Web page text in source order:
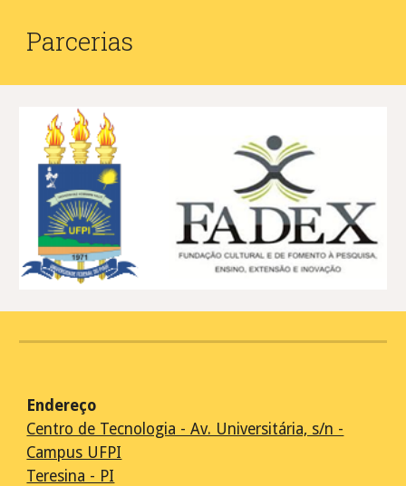
Parcerias
Endereço
Centro de Tecnologia - Av. Universitária, s/n -
Campus UFPI
Teresina - PI